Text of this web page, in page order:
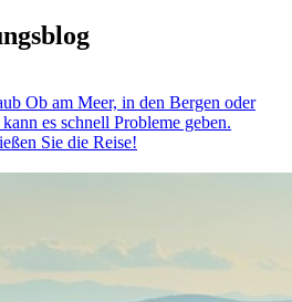
Ob am Meer, in den Bergen oder
es schnell Probleme geben.
Sie die Reise!